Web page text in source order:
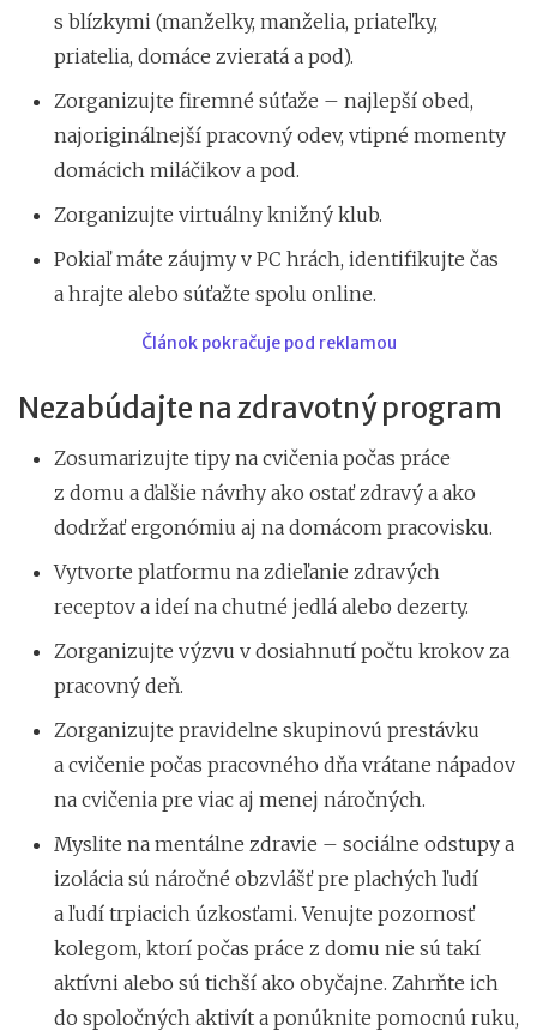
s blízkymi (manželky, manželia, priateľky,
priatelia, domáce zvieratá a pod).
Zorganizujte firemné súťaže – najlepší obed,
najoriginálnejší pracovný odev, vtipné momenty
domácich miláčikov a pod.
Zorganizujte virtuálny knižný klub.
Pokiaľ máte záujmy v PC hrách, identifikujte čas
a hrajte alebo súťažte spolu online.
Článok pokračuje pod reklamou
Nezabúdajte na zdravotný program
Zosumarizujte tipy na cvičenia počas práce
z domu a ďalšie návrhy ako ostať zdravý a ako
dodržať ergonómiu aj na domácom pracovisku.
Vytvorte platformu na zdieľanie zdravých
receptov a ideí na chutné jedlá alebo dezerty.
Zorganizujte výzvu v dosiahnutí počtu krokov za
pracovný deň.
Zorganizujte pravidelne skupinovú prestávku
a cvičenie počas pracovného dňa vrátane nápadov
na cvičenia pre viac aj menej náročných.
Myslite na mentálne zdravie – sociálne odstupy a
izolácia sú náročné obzvlášť pre plachých ľudí
a ľudí trpiacich úzkosťami. Venujte pozornosť
kolegom, ktorí počas práce z domu nie sú takí
aktívni alebo sú tichší ako obyčajne. Zahrňte ich
do spoločných aktivít a ponúknite pomocnú ruku,